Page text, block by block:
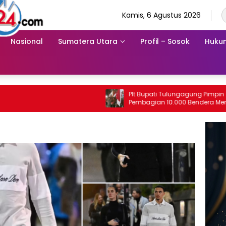
Kamis, 6 Agustus 2026
Nasional Sumatera Utara Profil – Sosok
Plt Bupati Tulungagung Pimpin Gerakan
Pembagian 10.000 Bendera Merah Putih
Sambut HUT ke-81 RI